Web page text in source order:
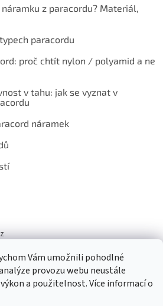
Vám umožnili pohodlné
provozu webu neustále
a použitelnost. Více informací o
z paracordu? Materiál,
paracordu
proč chtít nylon / polyamid a ne
v tahu: jak se vyznat v
náramek